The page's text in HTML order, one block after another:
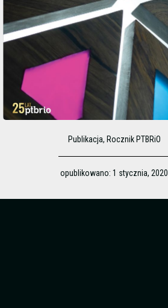
Publikacja, Rocznik PTBRiO
opublikowano: 1 stycznia, 2020